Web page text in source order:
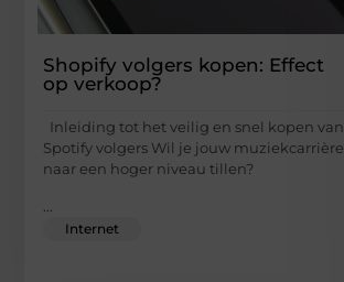
Shopify volgers kopen: Effect
op verkoop?
Inleiding tot het veilig en snel kopen van
Spotify volgers Wil je jouw muziekcarrière
naar een hoger niveau tillen?
Internet